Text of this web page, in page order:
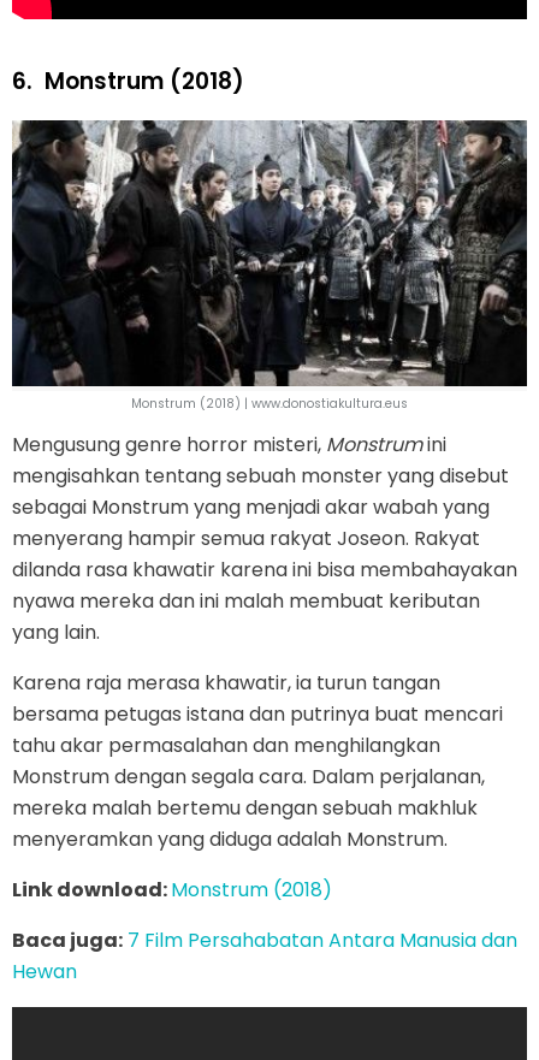
6. Monstrum (2018)
Monstrum (2018) | www.donostiakultura.eus
Mengusung genre horror misteri, Monstrumini
mengisahkan tentang sebuah monster yang disebut
sebagai Monstrum yang menjadi akar wabah yang
menyerang hampir semua rakyat Joseon. Rakyat
dilanda rasa khawatir karena ini bisa membahayakan
nyawa mereka dan ini malah membuat keributan
yang lain.
Karena raja merasa khawatir, ia turun tangan
bersama petugas istana dan putrinya buat mencari
tahu akar permasalahan dan menghilangkan
Monstrum dengan segala cara. Dalam perjalanan,
mereka malah bertemu dengan sebuah makhluk
menyeramkan yang diduga adalah Monstrum.
Link download:Monstrum (2018)
Baca juga: 7 Film Persahabatan Antara Manusia dan
Hewan